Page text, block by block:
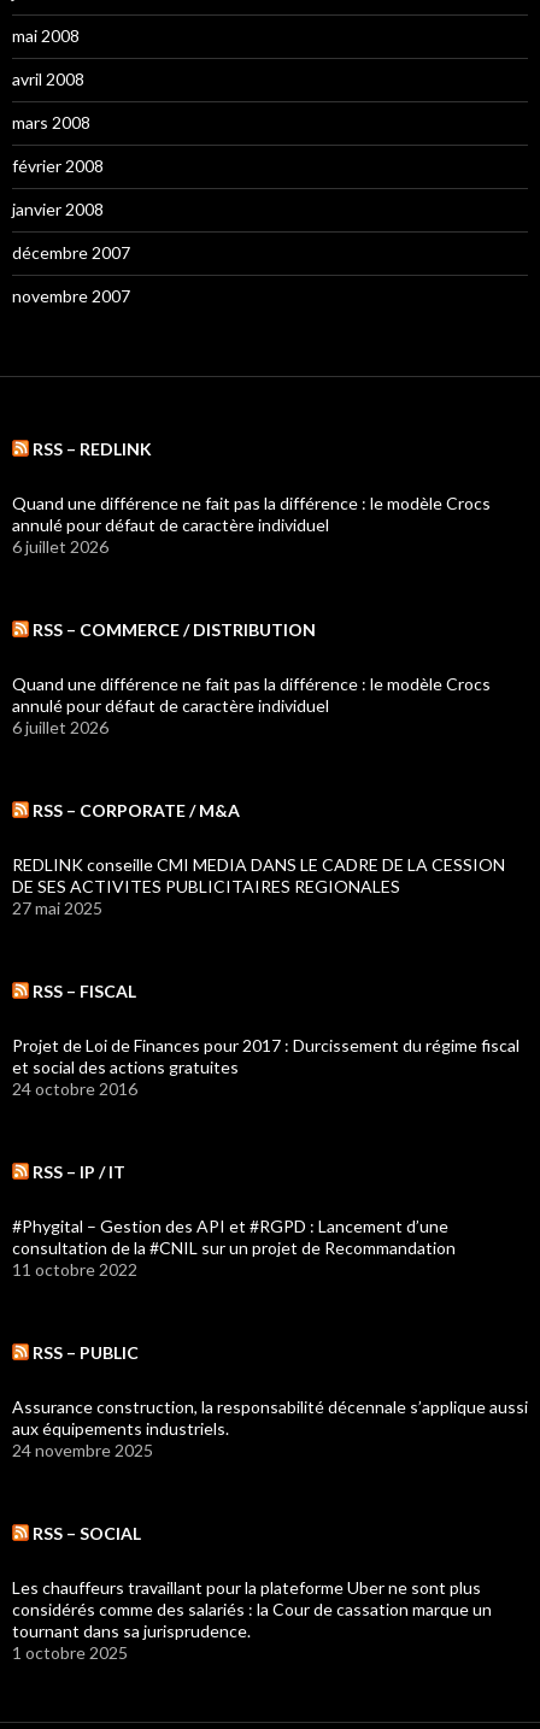
mai 2008
avril 2008
mars 2008
février 2008
janvier 2008
décembre 2007
novembre 2007
RSS – REDLINK
Quand une différence ne fait pas la différence : le modèle Crocs
annulé pour défaut de caractère individuel
6 juillet 2026
RSS – COMMERCE / DISTRIBUTION
Quand une différence ne fait pas la différence : le modèle Crocs
annulé pour défaut de caractère individuel
6 juillet 2026
RSS – CORPORATE / M&A
REDLINK conseille CMI MEDIA DANS LE CADRE DE LA CESSION
DE SES ACTIVITES PUBLICITAIRES REGIONALES
27 mai 2025
RSS – FISCAL
Projet de Loi de Finances pour 2017 : Durcissement du régime fiscal
et social des actions gratuites
24 octobre 2016
RSS – IP / IT
#Phygital – Gestion des API et #RGPD : Lancement d’une
consultation de la #CNIL sur un projet de Recommandation
11 octobre 2022
RSS – PUBLIC
Assurance construction, la responsabilité décennale s’applique aussi
aux équipements industriels.
24 novembre 2025
RSS – SOCIAL
Les chauffeurs travaillant pour la plateforme Uber ne sont plus
considérés comme des salariés : la Cour de cassation marque un
tournant dans sa jurisprudence.
1 octobre 2025